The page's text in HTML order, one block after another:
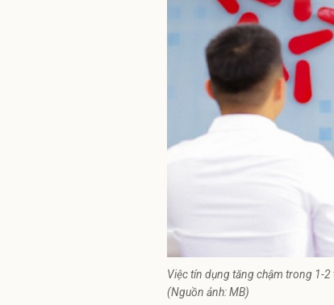
Việc tín dụng tăng chậm trong 1-2
(Nguồn ảnh: MB)